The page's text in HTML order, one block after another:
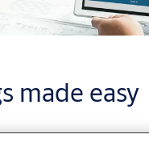
made easy